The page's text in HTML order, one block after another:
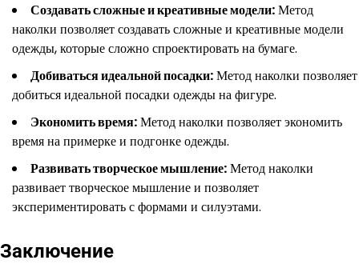
Создавать сложные и креативные модели:Метод
наколки позволяет создавать сложные и креативные модели
одежды, которые сложно спроектировать на бумаге.
Добиваться идеальной посадки:Метод наколки позволяет
добиться идеальной посадки одежды на фигуре.
Экономить время:Метод наколки позволяет экономить
время на примерке и подгонке одежды.
Развивать творческое мышление:Метод наколки
развивает творческое мышление и позволяет
экспериментировать с формами и силуэтами.
Заключение